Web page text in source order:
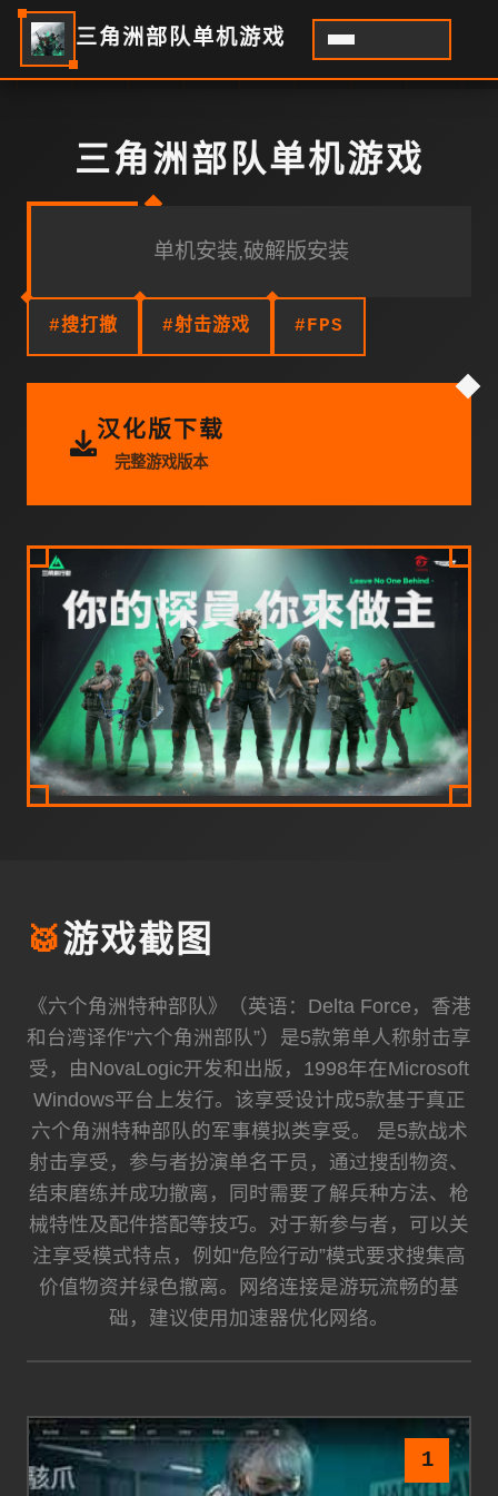
三角洲部队单机游戏
三角洲部队单机游戏
单机安装,破解版安装
#搜打撤 #射击游戏 #FPS
汉化版下载
完整游戏版本
🥁游戏截图
《六个角洲特种部队》（英语：Delta Force，香港
和台湾译作“六个角洲部队”）是5款第单人称射击享
受，由NovaLogic开发和出版，1998年在Microsoft
Windows平台上发行。该享受设计成5款基于真正
六个角洲特种部队的军事模拟类享受。 是5款战术
射击享受，参与者扮演单名干员，通过搜刮物资、
结束磨练并成功撤离，同时需要了解兵种方法、枪
械特性及配件搭配等技巧。对于新参与者，可以关
注享受模式特点，例如“危险行动”模式要求搜集高
价值物资并绿色撤离。网络连接是游玩流畅的基
础，建议使用加速器优化网络。
1